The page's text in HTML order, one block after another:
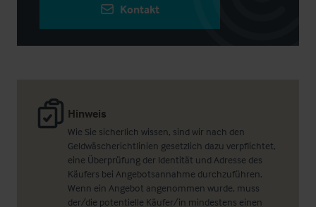
Hinweis
Wie Sie sicherlich wissen, sind wir nach den
Geldwäscherichtlinien gesetzlich dazu verpflichtet,
eine Überprüfung der Identität und Adresse des
Käufers bei Angebotsannahme durchzuführen.
Wenn ein Angebot angenommen wurde, muss
der/die potentielle Käufer/in mindestens einen
Kontakt